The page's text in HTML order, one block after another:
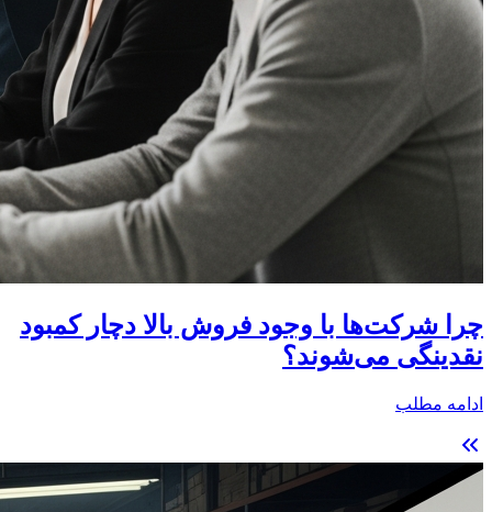
چرا شرکت‌ها با وجود فروش بالا دچار کمبود
نقدینگی می‌شوند؟
ادامه مطلب